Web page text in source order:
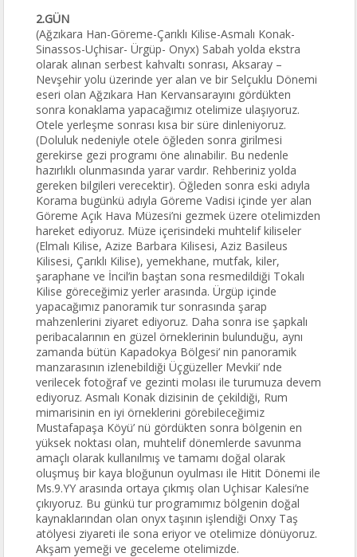
2.GÜN
(Ağzıkara Han-Göreme-Çarıklı Kilise-Asmalı Konak-
Sinassos-Uçhisar- Ürgüp- Onyx) Sabah yolda ekstra
olarak alınan serbest kahvaltı sonrası, Aksaray –
Nevşehir yolu üzerinde yer alan ve bir Selçuklu Dönemi
eseri olan Ağzıkara Han Kervansarayını gördükten
sonra konaklama yapacağımız otelimize ulaşıyoruz.
Otele yerleşme sonrası kısa bir süre dinleniyoruz.
(Doluluk nedeniyle otele öğleden sonra girilmesi
gerekirse gezi programı öne alınabilir. Bu nedenle
hazırlıklı olunmasında yarar vardır. Rehberiniz yolda
gereken bilgileri verecektir). Öğleden sonra eski adıyla
Korama bugünkü adıyla Göreme Vadisi içinde yer alan
Göreme Açık Hava Müzesi’ni gezmek üzere otelimizden
hareket ediyoruz. Müze içerisindeki muhtelif kiliseler
(Elmalı Kilise, Azize Barbara Kilisesi, Aziz Basileus
Kilisesi, Çarıklı Kilise), yemekhane, mutfak, kiler,
şaraphane ve İncil’in baştan sona resmedildiği Tokalı
Kilise göreceğimiz yerler arasında. Ürgüp içinde
yapacağımız panoramik tur sonrasında şarap
mahzenlerini ziyaret ediyoruz. Daha sonra ise şapkalı
peribacalarının en güzel örneklerinin bulunduğu, aynı
zamanda bütün Kapadokya Bölgesi’ nin panoramik
manzarasının izlenebildiği Üçgüzeller Mevkii’ nde
verilecek fotoğraf ve gezinti molası ile turumuza devem
ediyoruz. Asmalı Konak dizisinin de çekildiği, Rum
mimarisinin en iyi örneklerini görebileceğimiz
Mustafapaşa Köyü’ nü gördükten sonra bölgenin en
yüksek noktası olan, muhtelif dönemlerde savunma
amaçlı olarak kullanılmış ve tamamı doğal olarak
oluşmuş bir kaya bloğunun oyulması ile Hitit Dönemi ile
Ms.9.YY arasında ortaya çıkmış olan Uçhisar Kalesi’ne
çıkıyoruz. Bu günkü tur programımız bölgenin doğal
kaynaklarından olan onyx taşının işlendiği Onxy Taş
atölyesi ziyareti ile sona eriyor ve otelimize dönüyoruz.
Akşam yemeği ve geceleme otelimizde.